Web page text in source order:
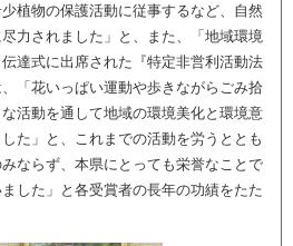
植物の保護活動に従事するなど、自然
力されました」と、また、「地域環境
達式に出席された『特定非営利活動法
「花いっぱい運動や歩きながらごみ拾
活動を通して地域の環境美化と環境意
た」と、これまでの活動を労うととも
ならず、本県にとっても栄誉なことで
した」と各受賞者の長年の功績をたた